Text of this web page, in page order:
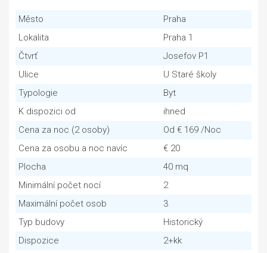
Město
Praha
Lokalita
Praha 1
Čtvrť
Josefov P1
Ulice
U Staré školy
Typologie
Byt
K dispozici od
ihned
Cena za noc (2 osoby)
Od € 169 /Noc
Cena za osobu a noc navíc
€ 20
Plocha
40 mq
Minimální počet nocí
2
Maximální počet osob
3
Typ budovy
Historický
Dispozice
2+kk